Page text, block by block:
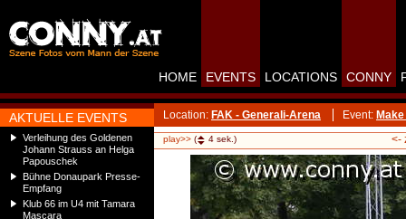
AKTUELLE EVENTS
Verleihung des Goldenen
Johann Strauss an Helga
Papouschek
Bühne Donaupark Presse-
Empfang
Klub 66 im U4 mit Tamara
Mascara
HOME EVENTS LOCATIONS CONNY
Location: FAK - Generali-Arena Event:
play>> ( 4 sek.) <-